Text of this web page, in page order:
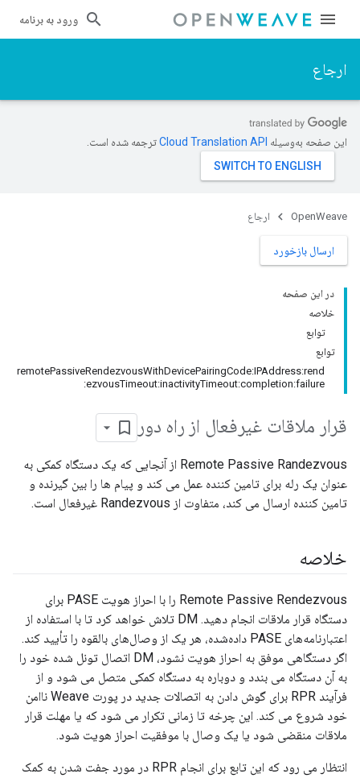
ورود به برنامه
ارجاع
این صفحه به‌وسیله ترجمه شده است.
OpenWeave ارجاع
ارسال بازخورد
در این صفحه
خلاصه
توابع
توابع
remotePassiveRendezvousWithDevicePairingCode:IPAddress:rend
ezvousTimeout:inactivityTimeout:completion:failure:
قرار ملاقات غیرفعال از راه دور
Remote Passive Randezvous از آنجایی که یک دستگاه کمکی به
عنوان یک رله برای تامین کننده عمل می کند و پیام ها را بین گیرنده و
تامین کننده ارسال می کند، متفاوت از Randezvous غیرفعال است.
خلاصه
Remote Passive Rendezvous را با احراز هویت PASE برای
دستگاه قرار ملاقات انجام دهید. DM تلاش خواهد کرد تا با استفاده از
اعتبارنامه‌های PASE داده‌شده، هر یک از وصال‌های بالقوه را تأیید کند.
اگر دستگاهی موفق به احراز هویت نشود، DM اتصال تونل شده خود را
به آن دستگاه می بندد و دوباره به دستگاه کمکی متصل می شود و از
فرآیند RPR برای گوش دادن به اتصالات جدید در پورت Weave ناامن
خود شروع می کند. این چرخه تا زمانی تکرار می شود که یا مهلت قرار
ملاقات منقضی شود یا یک وصال با موفقیت احراز هویت شود.
انتظار می رود که این تابع برای انجام RPR در مورد جفت شدن به کمک